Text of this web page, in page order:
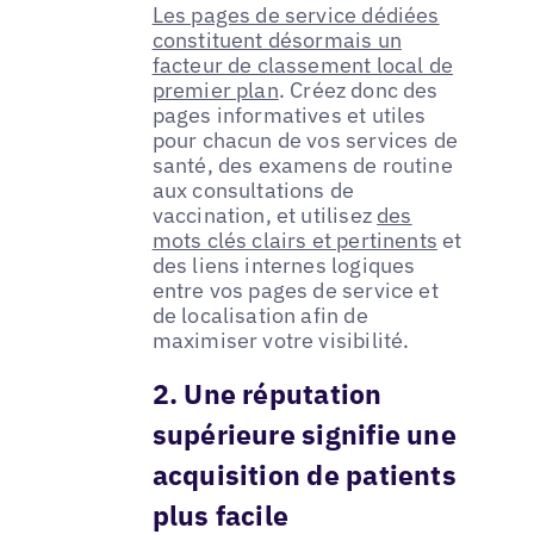
Les pages de service dédiées
constituent désormais un
facteur de classement local de
premier plan. Créez donc des
pages informatives et utiles
pour chacun de vos services de
santé, des examens de routine
aux consultations de
vaccination, et utilisez des
mots clés clairs et pertinents et
des liens internes logiques
entre vos pages de service et
de localisation afin de
maximiser votre visibilité.
2. Une réputation
supérieure signifie une
acquisition de patients
plus facile